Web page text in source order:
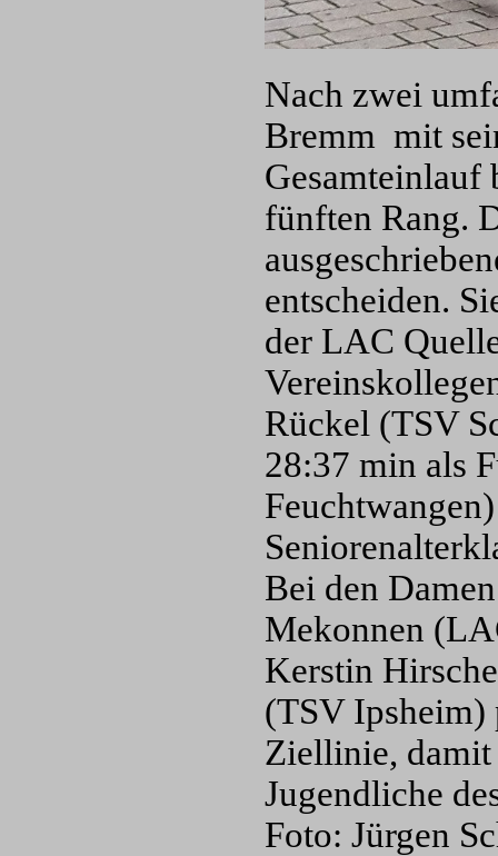
Nach zwei
Bremm mit
Gesamteinlauf
fünften Rang.
entscheiden.
der LAC
Rückel (TSV
28:37 min als
Bei den
Mekonnen
Kerstin
(TSV Ipsheim)
Ziellinie, damit
Jugendliche
Foto: Jürgen